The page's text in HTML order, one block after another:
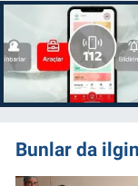
Bunlar da